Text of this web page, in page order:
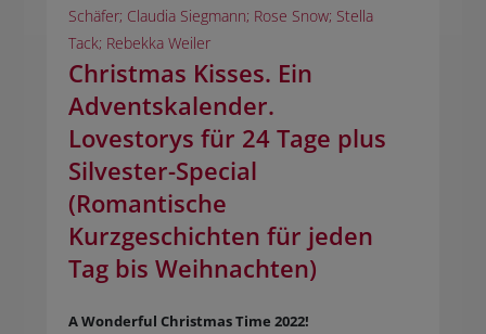
Schäfer; Claudia Siegmann; Rose Snow; Stella
Tack; Rebekka Weiler
Christmas Kisses. Ein
Adventskalender.
Lovestorys für 24 Tage plus
Silvester-Special
(Romantische
Kurzgeschichten für jeden
Tag bis Weihnachten)
A Wonderful Christmas Time 2022!